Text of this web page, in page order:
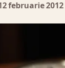
februarie 2012